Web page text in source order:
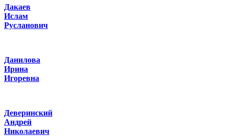
Дакаев
Ислам
Русланович
Данилова
Ирина
Игоревна
Деверинский
Андрей
Николаевич